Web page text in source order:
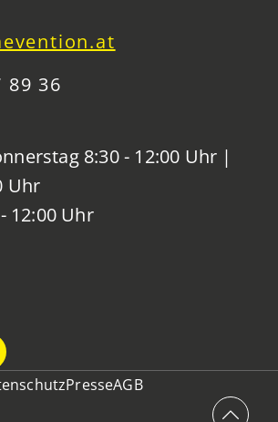
89 36
8:30 - 12:00 Uhr |
Uhr
12:00 Uhr
PresseAGB